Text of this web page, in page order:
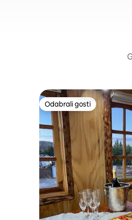
Odabrali gosti
Odabrali gosti